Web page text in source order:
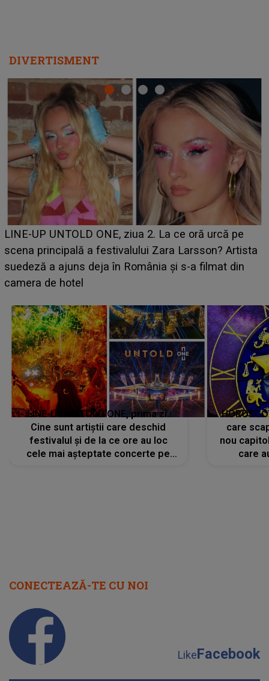
DIVERTISMENT
Ce a dezvăluit noua concurentă din "Casa Iubirii" l-a
luat prin surprindere pe Emanuel. CINE ESTE
BĂIATUL VIZAT de Alexandra?! Aflându-se în fața
faptului împlinit, A RECUNOSCUT IMEDIAT: "Am
LINE-UP UNTOLD ONE, prima zi.
Cine sunt artiștii care deschid
festivalul și de la ce ore au loc
cele mai așteptate concerte pe
care
nou
care
CONECTEAZĂ-TE CU NOI
LikeFacebook